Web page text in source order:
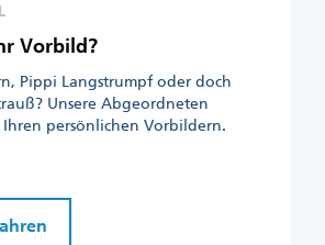
Vorbild?
Pippi Langstrumpf oder doch
Unsere Abgeordneten
persönlichen Vorbildern.